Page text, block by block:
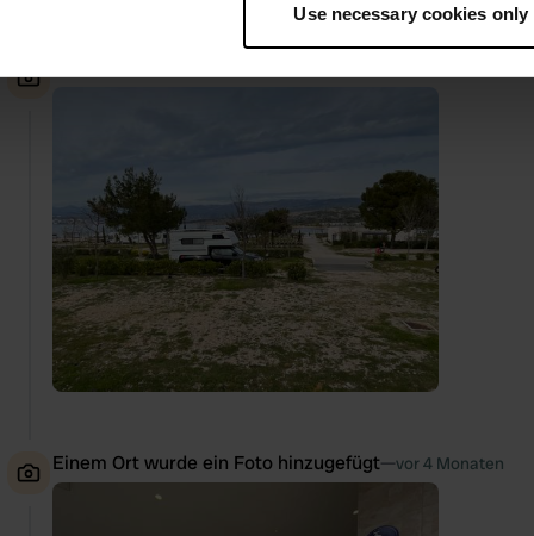
about how your personal data is processed and set your
to personalise content and ads, to provide social media
Use necessary cookies only
Einem Ort wurde ein Foto hinzugefügt—vor 4 Monaten